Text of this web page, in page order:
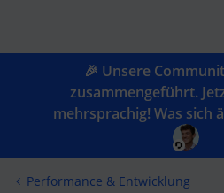
🎉 Unsere
zusammengeführt.
mehrsprachig! Was sich
Performance & Entwicklung